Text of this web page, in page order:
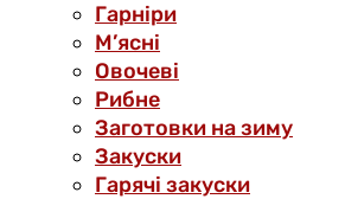
Гарніри
М’ясні
Овочеві
Рибне
Заготовки на зиму
Закуски
Гарячі закуски